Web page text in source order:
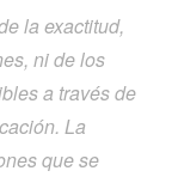
la exactitud,
ni de los
a través de
La
que se